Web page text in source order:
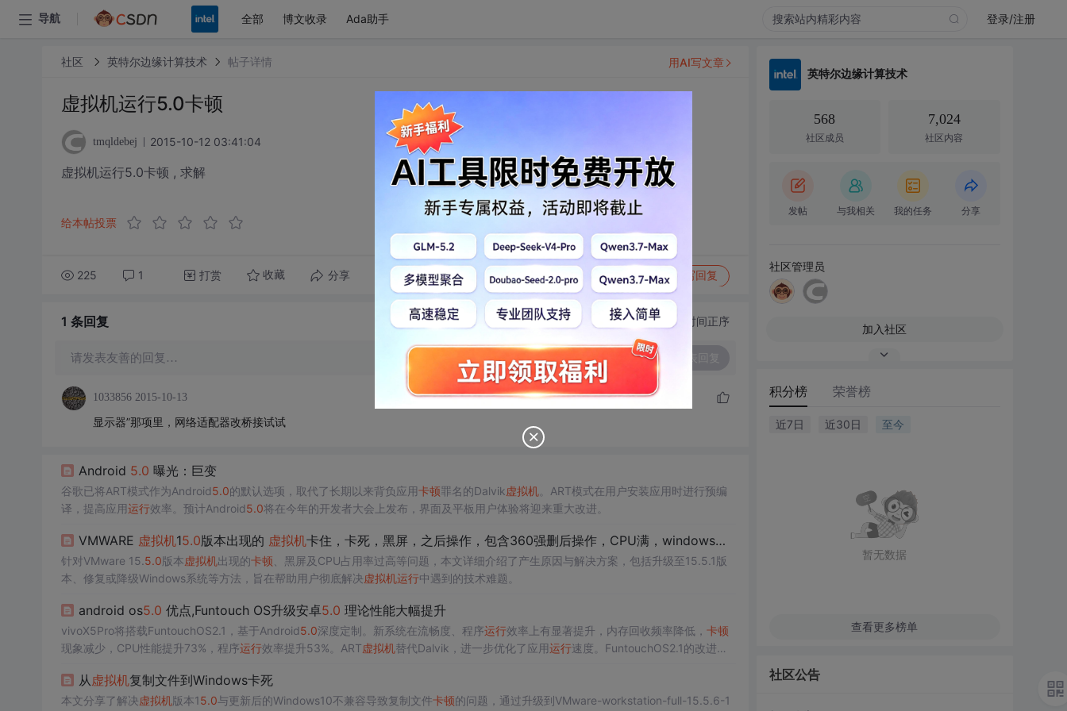
导航 全部 博文收录 Ada助手 登录/注册
社区 英特尔边缘计算技术 帖子详情
虚拟机运行5.0卡顿
tmqldebej 2015-10-12 03:41:04
虚拟机运行5.0卡顿 , 求解
给本帖投票
225 1 打赏 收藏 分享 转发到动态 举报 写回复
用AI写文章
1 条回复 切换为时间正序
请发表友善的回复…
1033856 2015-10-13
显示器”那项里，网络适配器改桥接试试
Android 5.0 曝光：巨变
谷歌已将ART模式作为Android5.0的默认选项，取代了长期以来背负应用卡顿罪名的Dalvik虚拟机。ART模式在用户安装应用时进行预编
译，提高应用运行效率。预计Android5.0将在今年的开发者大会上发布，界面及平板用户体验将迎来重大改进。
VMWARE 虚拟机15.0版本出现的 虚拟机卡住，卡死，黑屏，之后操作，包含360强删后操作，CPU满，windows错误分析线程占满
针对VMware 15. 5.0版本虚拟机出现的卡顿 、黑屏及CPU占用率过高等问题，本文详细介绍了产生原因与解决方案，包括升级至15.5.1版
本、修复或降级Windows系统等方法，旨在帮助用户彻底解决虚拟机运行中遇到的技术难题。
android os5.0 优点,Funtouch OS升级安卓5.0 理论性能大幅提升
vivoX5Pro将搭载FuntouchOS2.1，基于Android5.0深度定制。新系统在流畅度、程序运行效率上有显著提升，内存回收频率降低， 卡顿
现象减少，CPU性能提升73%，程序运行效率提升53%。ART虚拟机替代Dalvik，进一步优化了应用运行速度。FuntouchOS2.1的改进带
从虚拟机复制文件到Windows卡死
本文分享了解决虚拟机版本15.0与更新后的Windows10不兼容导致复制文件卡顿的问题，通过升级到VMware-workstation-full-15.5.6-1
英特尔边缘计算技术
568
社区成员
7,024
社区内容
发帖 与我相关 我的任务 分享
社区管理员
加入社区
积分榜 荣誉榜
近7日 近30日 至今
暂无数据
查看更多榜单
社区公告